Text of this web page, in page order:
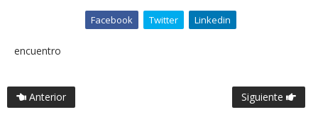
Facebook Twitter Linkedin
encuentro
Anterior Siguiente